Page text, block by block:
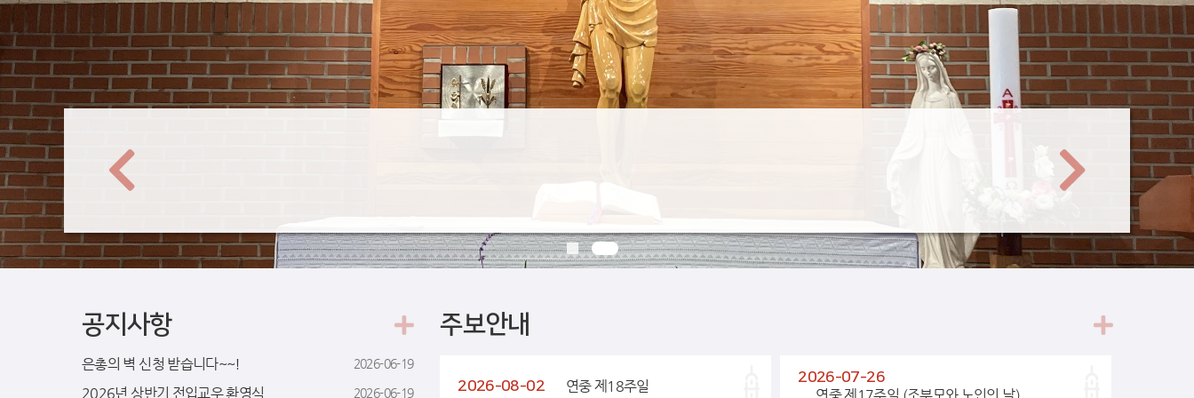
공지사항
은총의 벽 신청 받습니다~~! 2026-06-19
2026년 상반기 전입교우 환영식 2026-06-19
주보안내
2026-08-02 연중 제18주일
2026-07-26